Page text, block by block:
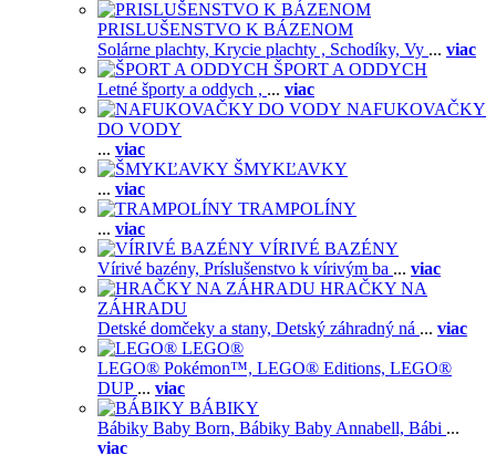
PRISLUŠENSTVO K BÁZENOM
Solárne plachty, Krycie plachty , Schodíky, Vy ... viac
ŠPORT A ODDYCH
Letné športy a oddych , ... viac
NAFUKOVAČKY
DO VODY
... viac
ŠMYKĽAVKY
... viac
TRAMPOLÍNY
... viac
VÍRIVÉ BAZÉNY
Vírivé bazény, Príslušenstvo k vírivým ba ... viac
HRAČKY NA
ZÁHRADU
Detské domčeky a stany, Detský záhradný ná ... viac
LEGO®
LEGO® Pokémon™, LEGO® Editions, LEGO®
DUP ... viac
BÁBIKY
Bábiky Baby Born, Bábiky Baby Annabell, Bábi ...
viac